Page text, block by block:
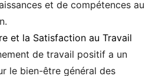
et de compétences au
et la Satisfaction au Travail
de travail positif a un
le bien-être général des